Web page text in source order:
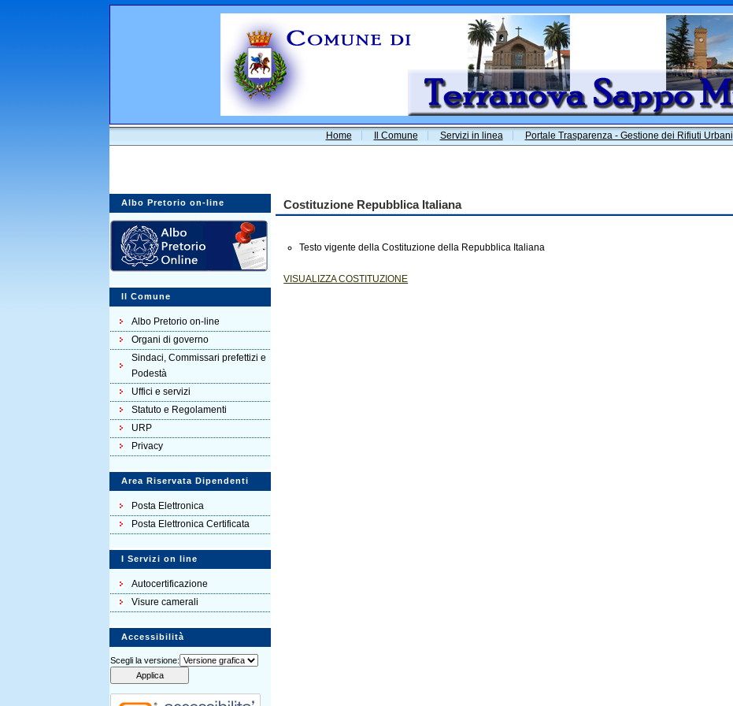
Home Il Comune Servizi in linea Portale Trasparenza - Gestione dei Rifiuti Urbani
Albo Pretorio on-line
Il Comune
Albo Pretorio on-line
Organi di governo
Sindaci, Commissari prefettizi e
Podestà
Uffici e servizi
Statuto e Regolamenti
URP
Privacy
Area Riservata Dipendenti
Posta Elettronica
Posta Elettronica Certificata
I Servizi on line
Autocertificazione
Visure camerali
Accessibilità
Scegli la versione:
Costituzione Repubblica Italiana
Testo vigente della Costituzione della Repubblica Italiana
VISUALIZZA COSTITUZIONE